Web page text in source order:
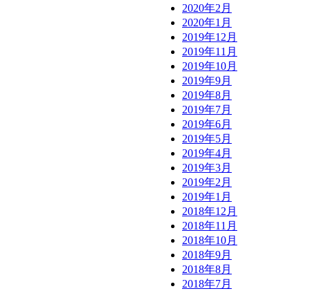
2020年2月
2020年1月
2019年12月
2019年11月
2019年10月
2019年9月
2019年8月
2019年7月
2019年6月
2019年5月
2019年4月
2019年3月
2019年2月
2019年1月
2018年12月
2018年11月
2018年10月
2018年9月
2018年8月
2018年7月